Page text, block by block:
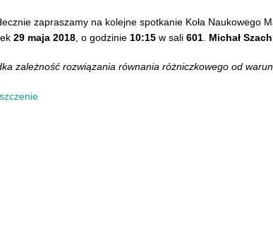
zapraszamy na kolejne spotkanie Koła Naukowego
29 maja 2018 , o godzinie 10:15 w sali 601 Michał
zależność rozwiązania równania różniczkowego od